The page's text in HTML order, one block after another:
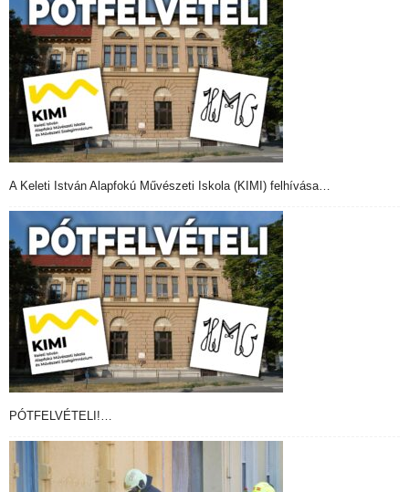
A Keleti István Alapfokú Művészeti Iskola (KIMI) felhívása…
PÓTFELVÉTELI!…